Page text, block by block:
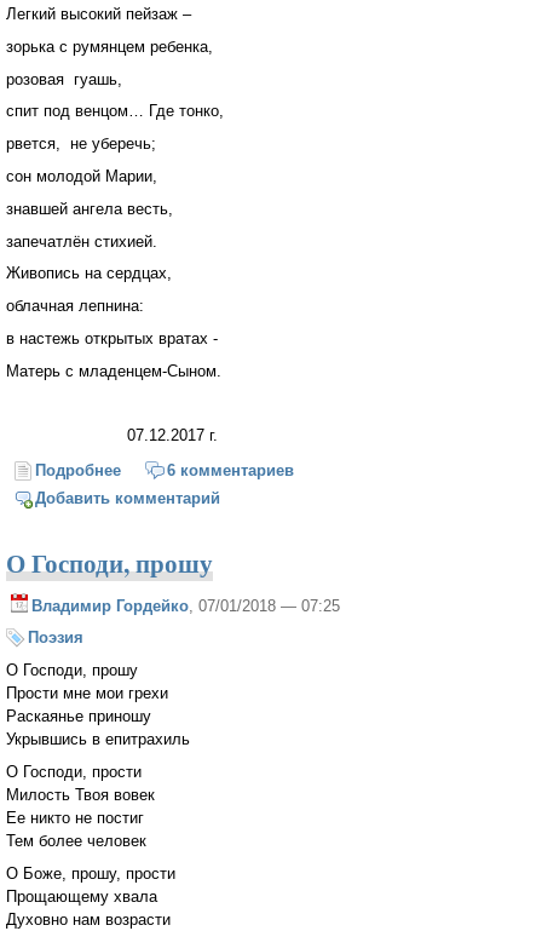
Легкий высокий пейзаж –
зорька с румянцем ребенка,
розовая гуашь,
спит под венцом… Где тонко,
рвется, не уберечь;
сон молодой Марии,
знавшей ангела весть,
запечатлён стихией.
Живопись на сердцах,
облачная лепнина:
в настежь открытых вратах -
Матерь с младенцем-Сыном.
07.12.2017 г.
Подробнее о Рождественское
6 комментариев
Добавить комментарий
О Господи, прошу
Владимир Гордейко , 07/01/2018 — 07:25
Поэзия
О Господи, прошу
Прости мне мои грехи
Раскаянье приношу
Укрывшись в епитрахиль
О Господи, прости
Милость Твоя вовек
Ее никто не постиг
Тем более человек
О Боже, прошу, прости
Прощающему хвала
Духовно нам возрасти